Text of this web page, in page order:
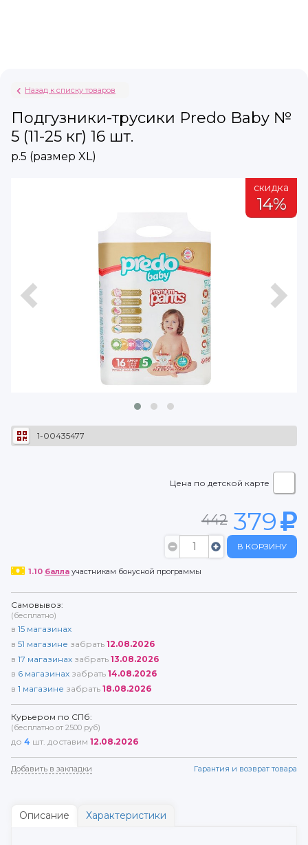
Назад к списку товаров
Подгузники-трусики Predo Baby №
5 (11-25 кг) 16 шт.
р.5 (размер XL)
скидка
14%
1-00435477
Цена по детской карте
442 379
В КОРЗИНУ
1.10 баллаучастникам бонусной программы
Самовывоз:
(бесплатно)
в 15 магазинах
в 51 магазине забрать 12.08.2026
в 17 магазинах забрать 13.08.2026
в 6 магазинах забрать 14.08.2026
в 1 магазине забрать 18.08.2026
Курьером по СПб:
(бесплатно от 2500 руб)
до 4 шт. доставим 12.08.2026
Добавить в закладки Гарантия и возврат товара
Описание Характеристики